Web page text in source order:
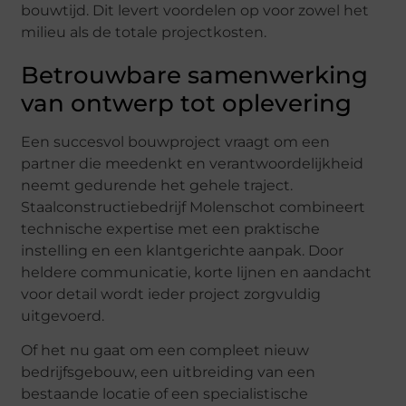
bouwtijd. Dit levert voordelen op voor zowel het
milieu als de totale projectkosten.
Betrouwbare samenwerking
van ontwerp tot oplevering
Een succesvol bouwproject vraagt om een
partner die meedenkt en verantwoordelijkheid
neemt gedurende het gehele traject.
Staalconstructiebedrijf Molenschot combineert
technische expertise met een praktische
instelling en een klantgerichte aanpak. Door
heldere communicatie, korte lijnen en aandacht
voor detail wordt ieder project zorgvuldig
uitgevoerd.
Of het nu gaat om een compleet nieuw
bedrijfsgebouw, een uitbreiding van een
bestaande locatie of een specialistische